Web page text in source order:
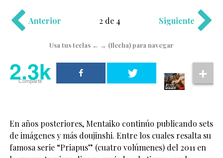
Anterior 2 de 4 Siguiente
Usa tus teclas ← → (flecha) para navegar
2.3k
Compartir
En años posteriores, Mentaiko continúo publicando sets
de imágenes y más doujinshi. Entre los cuales resalta su
famosa serie “Priapus” (cuatro volúmenes) del 2011 en